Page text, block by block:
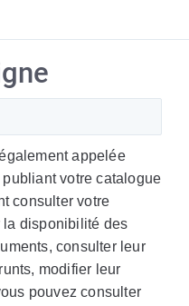
appelée
votre catalogue
consulter votre
la disponibilité des
consulter leur
modifier leur
pouvez consulter